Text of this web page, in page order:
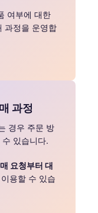
여부에 대한
과정을 운영합
과정
경우 주문 방
있습니다.
요청부터 대
용할 수 있습